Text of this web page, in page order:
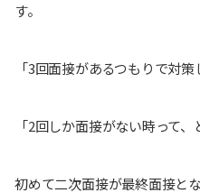
す。
「3回面接があるつもりで対
「2回しか面接がない時って、
初めて二次面接が最終面接と